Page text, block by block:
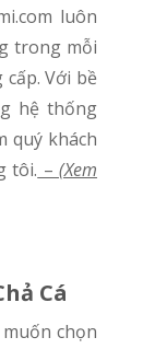
luôn
trong mỗi
Với bề
hệ thống
quý khách
tôi. –(Xem
Cá